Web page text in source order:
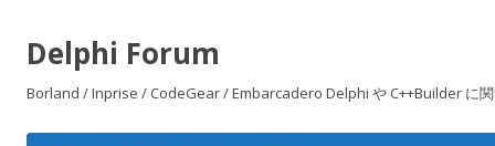
Delphi Forum
Borland / Inprise / CodeGear / Embarcadero Delphi や C++Builder に